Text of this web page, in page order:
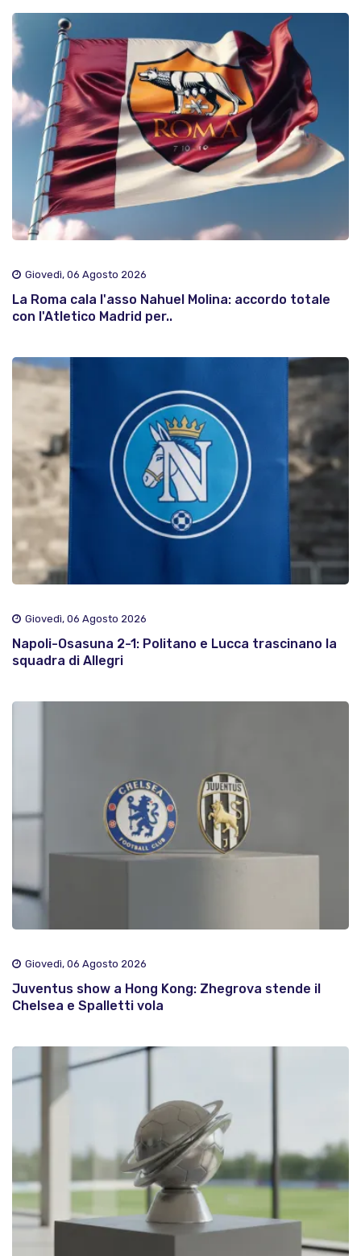
Giovedì, 06 Agosto 2026
La Roma cala l'asso Nahuel Molina: accordo totale
con l'Atletico Madrid per..
Giovedì, 06 Agosto 2026
Napoli-Osasuna 2-1: Politano e Lucca trascinano la
squadra di Allegri
Giovedì, 06 Agosto 2026
Juventus show a Hong Kong: Zhegrova stende il
Chelsea e Spalletti vola